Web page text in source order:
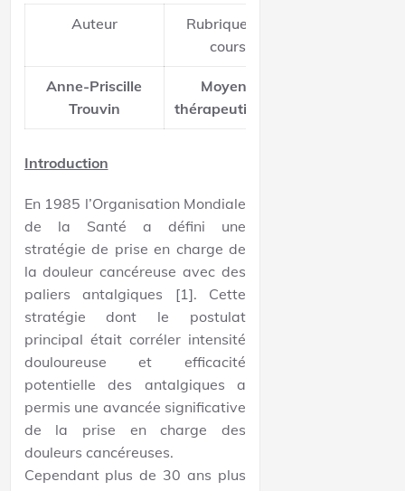
Auteur
Rubrique de
cours
Anne-Priscille
Trouvin
Moyens
thérapeutiques
Introduction
En 1985 l’Organisation Mondiale
de la Santé a défini une
stratégie de prise en charge de
la douleur cancéreuse avec des
paliers antalgiques [1]. Cette
stratégie dont le postulat
principal était corréler intensité
douloureuse et efficacité
potentielle des antalgiques a
permis une avancée significative
de la prise en charge des
douleurs cancéreuses.
Cependant plus de 30 ans plus